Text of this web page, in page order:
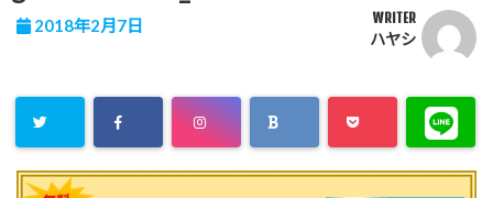
2018年2月7日 WRITER
ハヤシ